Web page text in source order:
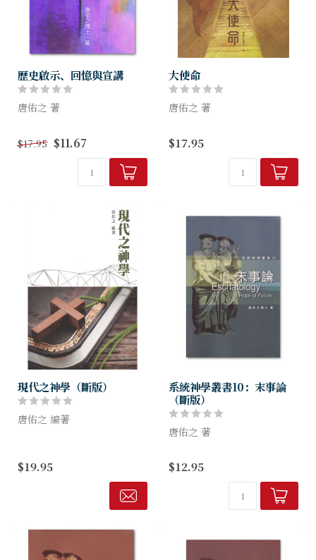
歷史啟示、回憶與宣講
唐佑之 著
的啟示，包括聖經的記載和神
學的發展，再看神和人對歷史
的回憶與紀念，最後探討如何
把歷史中的啟示向世界宣講，
$17.95 $11.67
大使命
唐佑之 著
歷史中都有敍述，但記述最詳
的，當推編著專刊的Klauber
& Manetsch。至於大使命之
四福音論述， 參考之下...
$17.95
現代之神學（斷版）
唐佑之 編著
者體切及關懷，尤其仰望聖靈
的指引，有代禱之責任，這是
$19.95
系統神學叢書10：末事論
（斷版）
唐佑之 著
在社會中成為一般人廣泛的觀
念。世紀末的心理，是描述末
世傍徨失望的人心。
$12.95